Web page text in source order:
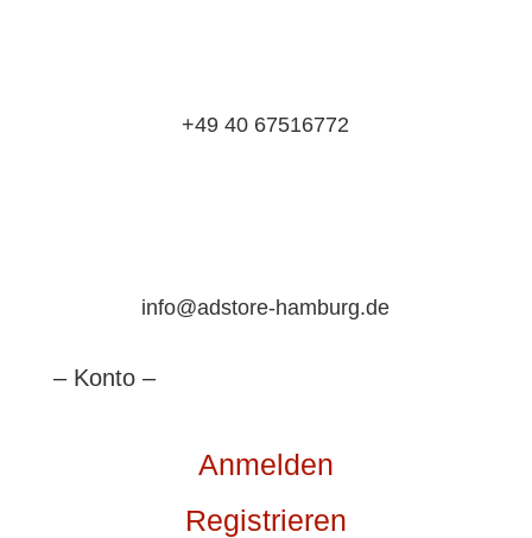
+49 40 67516772
info@adstore-hamburg.de
– Konto –
Anmelden
Registrieren